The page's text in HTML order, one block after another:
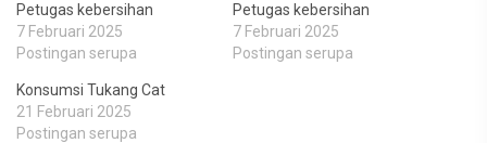
Petugas kebersihan
7 Februari 2025
Postingan serupa
Petugas kebersihan
7 Februari 2025
Postingan serupa
Konsumsi Tukang Cat
21 Februari 2025
Postingan serupa